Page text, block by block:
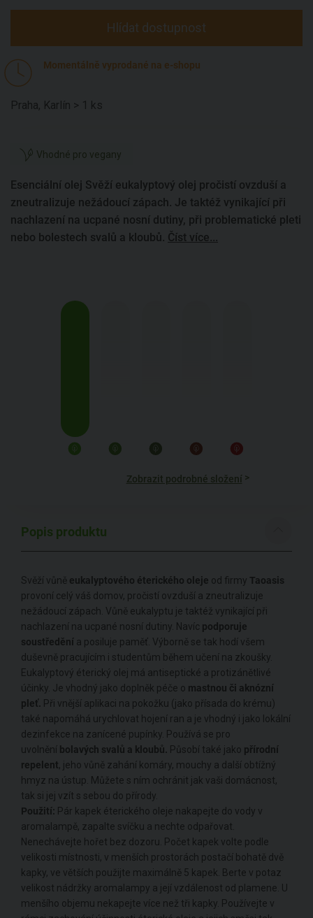
Hlídat dostupnost
Momentálně vyprodané na e-shopu
Praha, Karlín > 1 ks
Vhodné pro vegany
Esenciální olej Svěží eukalyptový olej pročistí ovzduší a
zneutralizuje nežádoucí zápach. Je taktéž vynikající při
nachlazení na ucpané nosní dutiny, při problematické pleti
nebo bolestech svalů a kloubů. Číst více...
Zobrazit podrobné složení >
Popis produktu
Svěží vůně eukalyptového éterického oleje od firmy Taoasis
provoní celý váš domov, pročistí ovzduší a zneutralizuje
nežádoucí zápach. Vůně eukalyptu je taktéž vynikající při
nachlazení na ucpané nosní dutiny. Navíc podporuje
soustředění a posiluje paměť. Výborně se tak hodí všem
duševně pracujícím i studentům během učení na zkoušky.
Eukalyptový éterický olej má antiseptické a protizánětlivé
účinky. Je vhodný jako doplněk péče o mastnou či aknózní
pleť. Při vnější aplikaci na pokožku (jako přísada do krému)
také napomáhá urychlovat hojení ran a je vhodný i jako lokální
dezinfekce na zanícené pupínky. Používá se pro
uvolnění bolavých svalů a kloubů. Působí také jako přírodní
repelent, jeho vůně zahání komáry, mouchy a další obtížný
hmyz na ústup. Můžete s ním ochránit jak vaši domácnost,
tak si jej vzít s sebou do přírody.
Použití: Pár kapek éterického oleje nakapejte do vody v
aromalampě, zapalte svíčku a nechte odpařovat.
Nenechávejte hořet bez dozoru. Počet kapek volte podle
velikosti místnosti, v menších prostorách postačí bohatě dvě
kapky, ve větších použijte maximálně 5 kapek. Berte v potaz
velikost nádržky aromalampy a její vzdálenost od plamene. U
menšího objemu nekapejte více než tři kapky. Používejte v